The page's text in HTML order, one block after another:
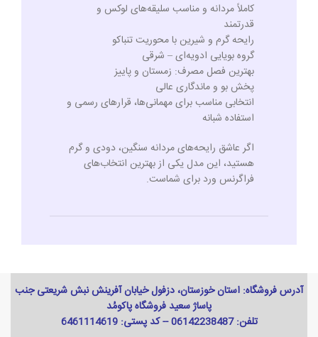
کاملاً مردانه و مناسب سلیقه‌های لوکس و
قدرتمند
رایحه گرم و شیرین با محوریت تنباکو
گروه بویایی ادویه‌ای – شرقی
بهترین فصل مصرف: زمستان و پاییز
پخش بو و ماندگاری عالی
انتخابی مناسب برای مهمانی‌ها، قرارهای رسمی و
استفاده شبانه
اگر عاشق رایحه‌های مردانه سنگین، دودی و گرم
هستید، این مدل یکی از بهترین انتخاب‌های
فراگرنس ورد برای شماست.
آدرس فروشگاه: استان خوزستان، دزفول خیابان آفرینش نبش شریعتی جنب
پاساژ سعید فروشگاه پاکومُد
تلفن: 06142238487 -- کد پستی: 6461114619